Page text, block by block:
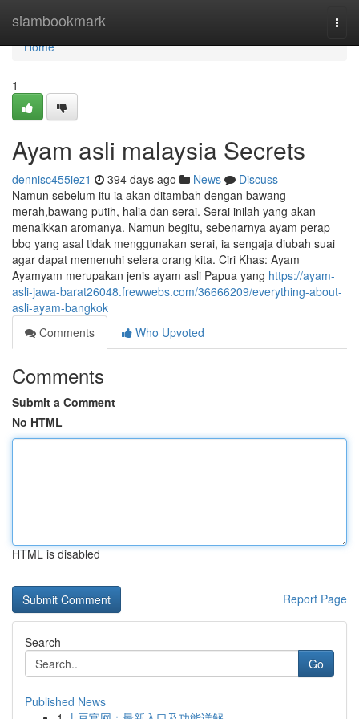
siambookmark
Home
Home
1
Ayam asli malaysia Secrets
dennisc455iez1 394 days ago News
Discuss
Namun sebelum itu ia akan ditambah dengan bawang
merah,bawang putih, halia dan serai. Serai inilah yang akan
menaikkan aromanya. Namun begitu, sebenarnya ayam perap
bbq yang asal tidak menggunakan serai, ia sengaja diubah suai
agar dapat memenuhi selera orang kita. Ciri Khas: Ayam
Ayamyam merupakan jenis ayam asli Papua yang https://ayam-
asli-jawa-barat26048.frewwebs.com/36666209/everything-about-
asli-ayam-bangkok
Comments
Who Upvoted
Comments
Submit a Comment
No HTML
HTML is disabled
Report Page
Search
Go
Published News